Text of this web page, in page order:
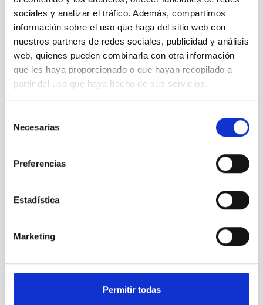
sociales y analizar el tráfico. Además, compartimos
información sobre el uso que haga del sitio web con
nuestros partners de redes sociales, publicidad y análisis
web, quienes pueden combinarla con otra información
que les haya proporcionado o que hayan recopilado a
partir del uso que haya hecho de sus servicios.
Necesarias
Preferencias
Estadística
Marketing
Permitir todas
excesivamente.
El estudio «Shifting Wallets» del Mastercard
Economics Institute señala que en América
Latina los viajeros prefieren escapadas cortas
y valoran su tiempo libre, lo que sugiere que los
créditos para viajes deben adaptarse a esta
tendencia con plazos flexibles y accesibles.
Además, plazos más cortos motivan a pagar la
convierta en un gasto prolongado que afecte la
En este contexto, es importante considerar que
la planificación anticipada puede ser un gran
pueden conseguir mejores tarifas, sino que